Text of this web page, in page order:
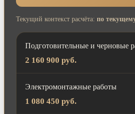
Текущий контекст расчёта: по
Подготовительные и черновые
2 160 900 руб.
Электромонтажные работы
1 080 450 руб.